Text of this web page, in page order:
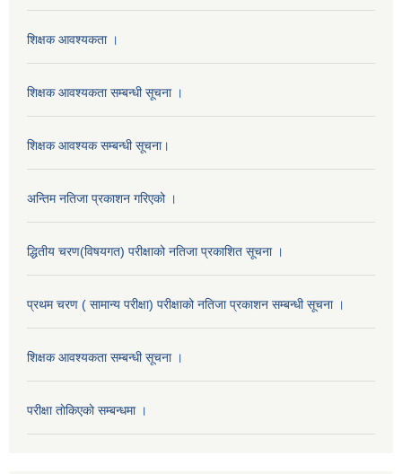
शिक्षक आवश्यकता ।
शिक्षक आवश्यकता सम्बन्धी सूचना ।
शिक्षक आवश्यक सम्बन्धी सूचना।
अन्तिम नतिजा प्रकाशन गरिएको ।
द्धितीय चरण(विषयगत) परीक्षाको नतिजा प्रकाशित सूचना ।
प्रथम चरण ( सामान्य परीक्षा) परीक्षाको नतिजा प्रकाशन सम्बन्धी सूचना ।
शिक्षक आवश्यकता सम्बन्धी सूचना ।
परीक्षा ताेकिएकाे सम्बन्धमा ।